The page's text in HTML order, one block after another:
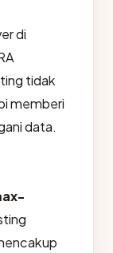
di
tidak
memberi
data.